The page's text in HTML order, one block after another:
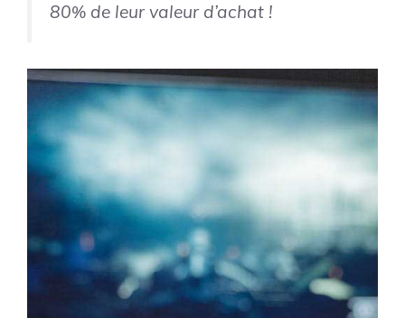
80% de leur valeur d’achat !